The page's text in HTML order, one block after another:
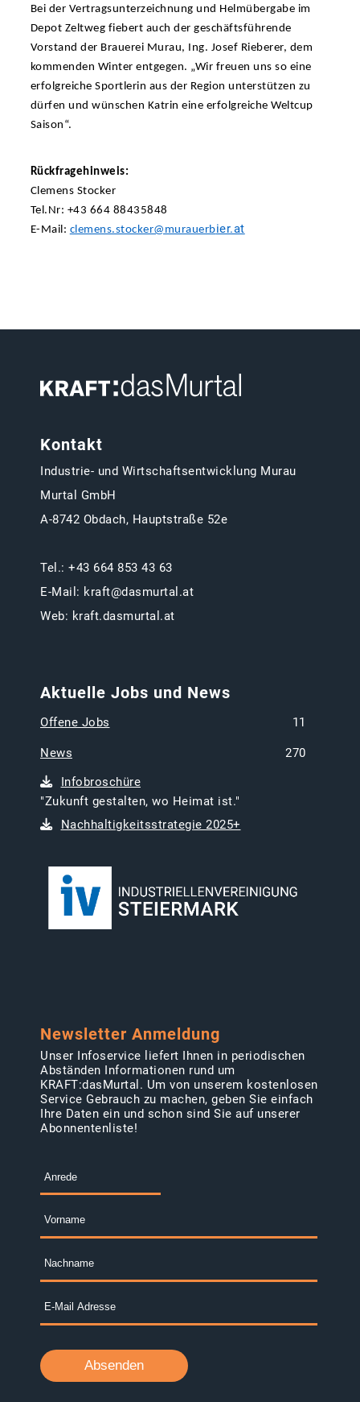
Bei der Vertragsunterzeichnung und Helmübergabe im
Depot Zeltweg fiebert auch der geschäftsführende
Vorstand der Brauerei Murau, Ing. Josef Rieberer, dem
kommenden Winter entgegen. „Wir freuen uns so eine
erfolgreiche Sportlerin aus der Region unterstützen zu
dürfen und wünschen Katrin eine erfolgreiche Weltcup
Saison“.
Rückfragehinweis:
Clemens Stocker
Tel.Nr: +43 664 88435848
E-Mail: clemens.stocker@murauerbier.at
Kontakt
Industrie- und Wirtschaftsentwicklung Murau
Murtal GmbH
A-8742 Obdach, Hauptstraße 52e
Tel.: +43 664 853 43 63
E-Mail: kraft@dasmurtal.at
Web: kraft.dasmurtal.at
Aktuelle Jobs und News
Offene Jobs 11
News
270
Infobroschüre
"Zukunft gestalten, wo Heimat ist."
Nachhaltigkeitsstrategie 2025+
Newsletter Anmeldung
Unser Infoservice liefert Ihnen in periodischen
Abständen Informationen rund um
KRAFT:dasMurtal. Um von unserem kostenlosen
Service Gebrauch zu machen, geben Sie einfach
Ihre Daten ein und schon sind Sie auf unserer
Abonnentenliste!